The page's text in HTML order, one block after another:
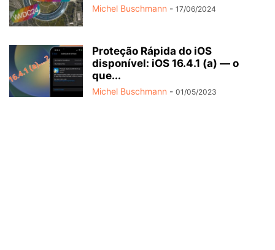
Michel Buschmann - 17/06/2024
Proteção Rápida do iOS
disponível: iOS 16.4.1 (a) — o
que...
Michel Buschmann - 01/05/2023